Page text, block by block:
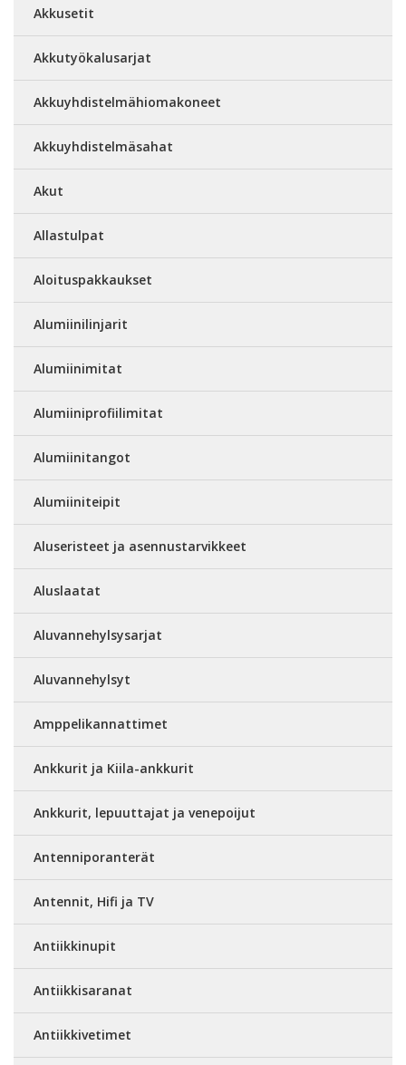
Akkusetit
Akkutyökalusarjat
Akkuyhdistelmähiomakoneet
Akkuyhdistelmäsahat
Akut
Allastulpat
Aloituspakkaukset
Alumiinilinjarit
Alumiinimitat
Alumiiniprofiilimitat
Alumiinitangot
Alumiiniteipit
Aluseristeet ja asennustarvikkeet
Aluslaatat
Aluvannehylsysarjat
Aluvannehylsyt
Amppelikannattimet
Ankkurit ja Kiila-ankkurit
Ankkurit, lepuuttajat ja venepoijut
Antenniporanterät
Antennit, Hifi ja TV
Antiikkinupit
Antiikkisaranat
Antiikkivetimet